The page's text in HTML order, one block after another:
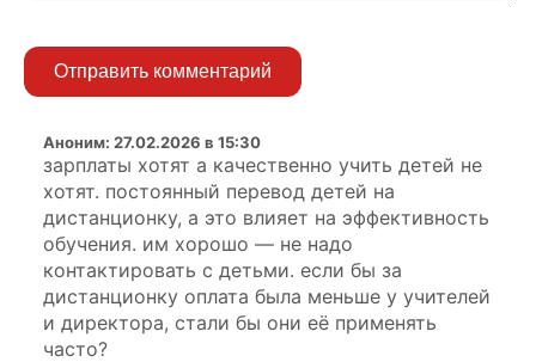
Отправить комментарий
Аноним: 27.02.2026 в 15:30
зарплаты хотят а качественно учить детей не
хотят. постоянный перевод детей на
дистанционку, а это влияет на эффективность
обучения. им хорошо — не надо
контактировать с детьми. если бы за
дистанционку оплата была меньше у учителей
и директора, стали бы они её применять
часто?